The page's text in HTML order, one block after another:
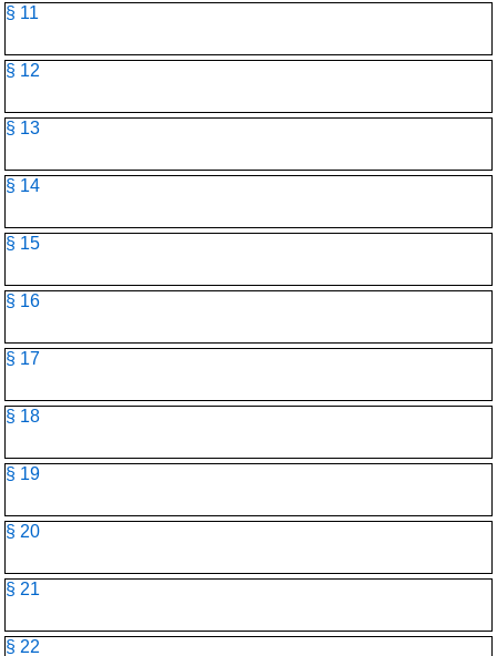
§ 11
§ 12
§ 13
§ 14
§ 15
§ 16
§ 17
§ 18
§ 19
§ 20
§ 21
§ 22